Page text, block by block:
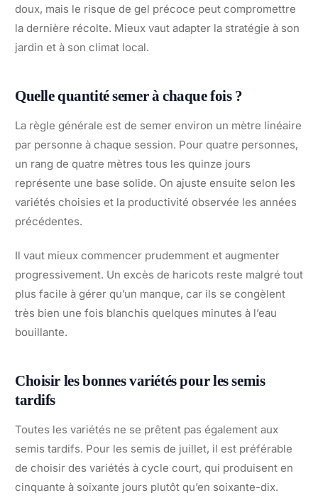
doux, mais le risque de gel précoce peut compromettre
la dernière récolte. Mieux vaut adapter la stratégie à son
jardin et à son climat local.
Quelle quantité semer à chaque fois ?
La règle générale est de semer environ un mètre linéaire
par personne à chaque session. Pour quatre personnes,
un rang de quatre mètres tous les quinze jours
représente une base solide. On ajuste ensuite selon les
variétés choisies et la productivité observée les années
précédentes.
Il vaut mieux commencer prudemment et augmenter
progressivement. Un excès de haricots reste malgré tout
plus facile à gérer qu’un manque, car ils se congèlent
très bien une fois blanchis quelques minutes à l’eau
bouillante.
Choisir les bonnes variétés pour les semis
tardifs
Toutes les variétés ne se prêtent pas également aux
semis tardifs. Pour les semis de juillet, il est préférable
de choisir des variétés à cycle court, qui produisent en
cinquante à soixante jours plutôt qu’en soixante-dix.